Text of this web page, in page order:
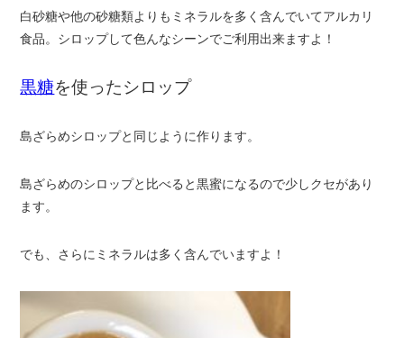
白砂糖や他の砂糖類よりもミネラルを多く含んでいてアルカリ
食品。シロップして色んなシーンでご利用出来ますよ！
黒糖を使ったシロップ
島ざらめシロップと同じように作ります。
島ざらめのシロップと比べると黒蜜になるので少しクセがあり
ます。
でも、さらにミネラルは多く含んでいますよ！